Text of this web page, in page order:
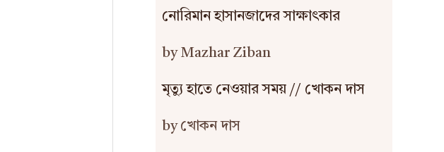
নোরিমান হাসানজাদের সাক্ষাৎকার
by Mazhar Ziban
মৃত্যু হাতে নেওয়ার সময় // খোকন দাস
by খোকন দাস